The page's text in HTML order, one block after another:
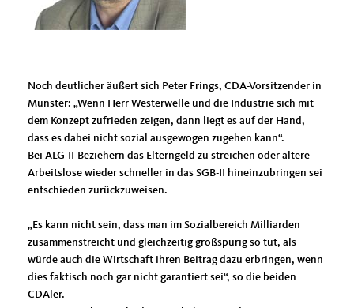
Noch deutlicher äußert sich Peter Frings, CDA-Vorsitzender in
Münster: „Wenn Herr Westerwelle und die Industrie sich mit
dem Konzept zufrieden zeigen, dann liegt es auf der Hand,
dass es dabei nicht sozial ausgewogen zugehen kann“.
Bei ALG-II-Beziehern das Elterngeld zu streichen oder ältere
Arbeitslose wieder schneller in das SGB-II hineinzubringen sei
entschieden zurückzuweisen.
Es kann nicht sein, dass man im Sozialbereich Milliarden
zusammenstreicht und gleichzeitig großspurig so tut, als
würde auch die Wirtschaft ihren Beitrag dazu erbringen, wenn
dies faktisch noch gar nicht garantiert sei“, so die beiden
CDAler.